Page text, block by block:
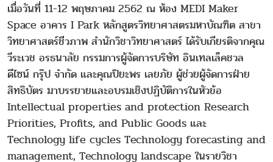
เมื่อวันที่ 11-12 พฤษภาคม 2562 ณ ห้อง MEDI Maker
Space อาคาร I Park หลักสูตรวิทยาศาสตรมหาบัณฑิต สาขา
วิทยาศาสตร์ชีวภาพ สำนักวิชาวิทยาศาสตร์ ได้รับเกียรติจากคุณ
วีระเวช อรธนาลัย กรรมการผู้จัดการบริษัท อินเทลเล็คชวล
ดีไซน์ กรุ๊ป จำกัด และคุณปิยะพร เลยภัย ผู้ช่วยผู้จัดการฝ่าย
สิทธิบัตร มาบรรยายและอบรมเชิงปฏิบัติการในหัวข้อ
Intellectual properties and protection Research
Priorities, Profits, and Public Goods และ
Technology life cycles Technology forecasting and
management, Technology landscape ในรายวิชา